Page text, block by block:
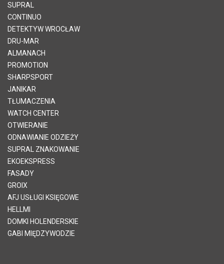
SUPRAL
CONTINUO
DETEKTYW WROCŁAW
DRU-MAR
ALMANACH
PROMOTION
SHARPSPORT
JANIKAR
TŁUMACZENIA
WATCH CENTER
OTWIERANIE
ODNAWIANIE ODZIEŻY
SUPRAL ZNAKOWANIE
EKOEKSPRESS
FASADY
GROIX
AFJ USŁUGI KSIĘGOWE
HELLMI
DOMKI HOLENDERSKIE
GABI MIĘDZYWODZIE